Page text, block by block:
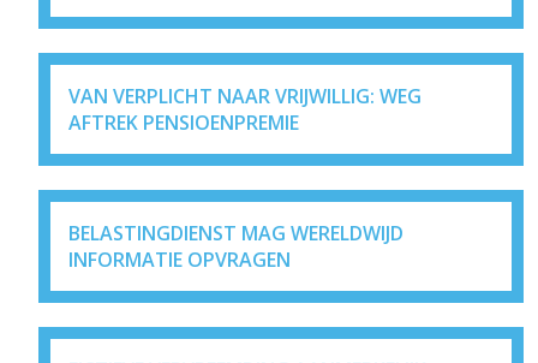
VAN VERPLICHT NAAR VRIJWILLIG: WEG
AFTREK PENSIOENPREMIE
BELASTINGDIENST MAG WERELDWIJD
INFORMATIE OPVRAGEN